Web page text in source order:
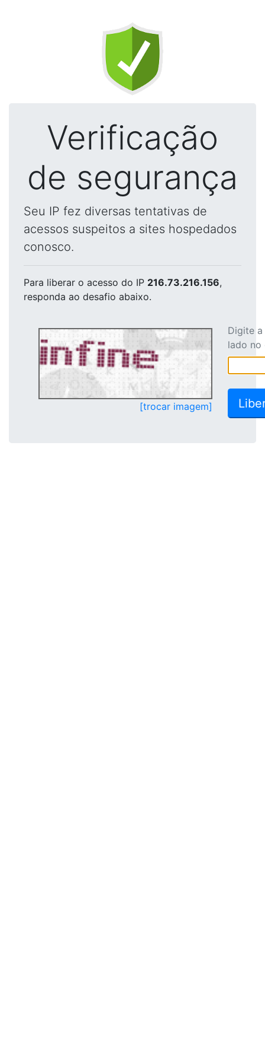
Verificação
de segurança
Seu IP fez diversas tentativas de
acessos suspeitos a sites hospedados
conosco.
Para liberar o acesso do IP 216.73.216.156,
responda ao desafio abaixo.
[trocar imagem]
Digite
lado no